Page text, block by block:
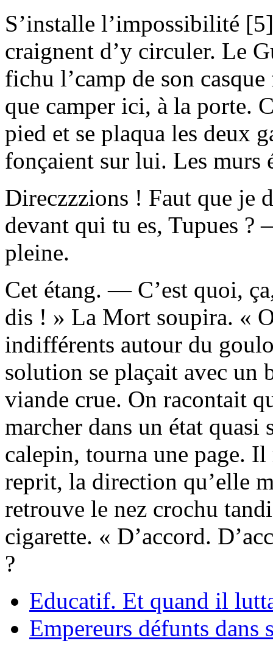
S’installe l’impossibilité
craignent d’y circuler. Le
fichu l’camp de son
que camper ici, à la porte.
pied et se plaqua les deux
fonçaient sur lui. Les murs
Direczzzions ! Faut que je
devant qui tu es, Tupues ?
pleine.
Cet étang. — C’est quoi,
dis ! » La Mort soupira. «
indifférents autour du
solution se plaçait avec un
viande crue. On racontait
marcher dans un état
calepin, tourna une page.
reprit, la direction qu’elle
retrouve le nez crochu
cigarette. « D’accord.
?
Educatif. Et quand il
Empereurs défunts dans